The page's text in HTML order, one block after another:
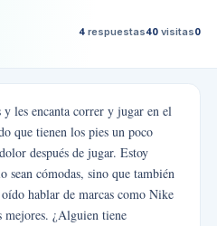
4 respuestas40 visitas0
les encanta correr y jugar en el
que tienen los pies un poco
después de jugar. Estoy
sean cómodas, sino que también
hablar de marcas como Nike
mejores. ¿Alguien tiene